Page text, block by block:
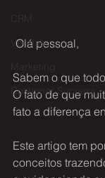
CRM
Vendas
Marketing
Customer Success
Olá pessoal,
Sabem o que
O fato de que
fato a diferença
Este artigo tem
conceitos